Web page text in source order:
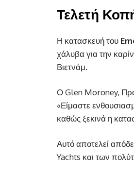
Τελετή
Η κατασκευή του
χάλυβα για την
Βιετνάμ.
Ο Glen Moroney,
«Είμαστε
καθώς ξεκινά η
Αυτό αποτελεί
Yachts και των